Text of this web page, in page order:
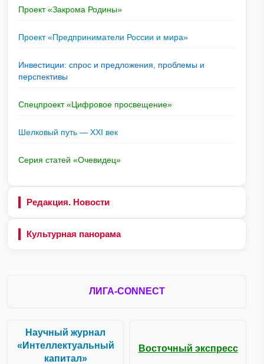
Проект «Закрома Родины»
Проект «Предприниматели России и мира»
Инвестиции: спрос и предложения, проблемы и
перспективы
Спецпроект «Цифровое просвещение»
Шелковый путь — XXI век
Серия статей «Очевидец»
Редакция. Новости
Культурная панорама
ЛИГА-CONNECT
Научный журнал
«Интеллектуальный
капитал»
Восточный экспресс